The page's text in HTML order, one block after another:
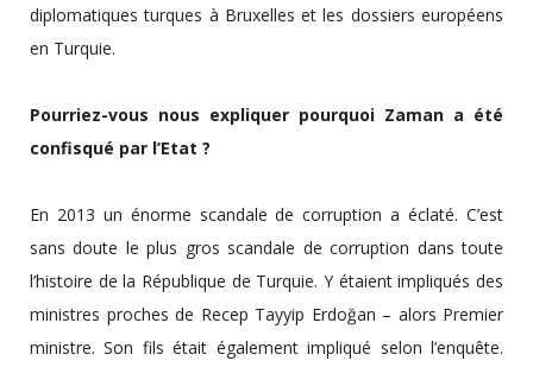
diplomatiques turques à Bruxelles et les dossiers européens
en Turquie.
Pourriez-vous nous expliquer pourquoi Zaman a été
confisqué par l’Etat ?
En 2013 un énorme scandale de corruption a éclaté. C’est
sans doute le plus gros scandale de corruption dans toute
l’histoire de la République de Turquie. Y étaient impliqués des
ministres proches de Recep Tayyip Erdoğan – alors Premier
ministre. Son fils était également impliqué selon l’enquête.